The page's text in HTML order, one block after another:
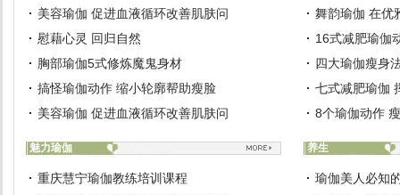
美容瑜伽 促进血液循环改善肌肤问
慰藉心灵 回归自然
胸部瑜伽5式修炼魔鬼身材
搞怪瑜伽动作 缩小轮廓帮助瘦脸
美容瑜伽 促进血液循环改善肌肤问
舞韵瑜伽 在优
16式减肥瑜伽
四大瑜伽瘦身
七式减肥瑜伽
8个瑜伽动作
魅力瑜伽
重庆慧宁瑜伽教练培训课程
养生
瑜伽美人必知